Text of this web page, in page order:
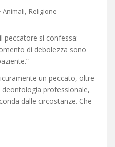
Animali, Religione
peccatore si confessa:
di debolezza sono
un peccato, oltre
professionale,
dalle circostanze. Che